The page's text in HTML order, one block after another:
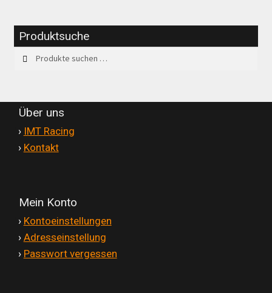
Produktsuche
nach:
Suchen
Über uns
› IMT Racing
› Kontakt
Mein Konto
› Kontoeinstellungen
› Adresseinstellung
› Passwort vergessen